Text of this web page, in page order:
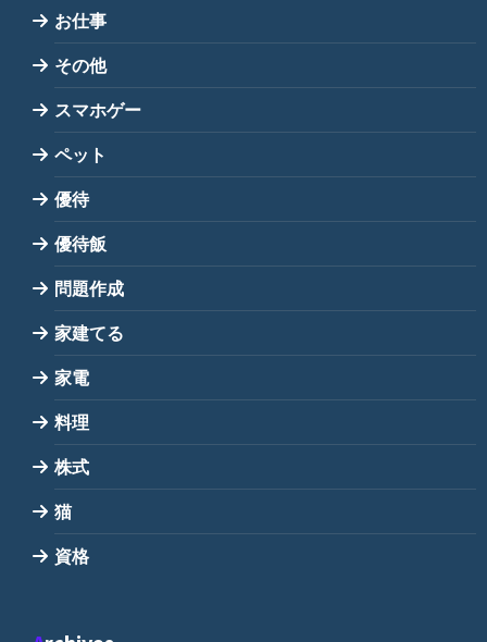
お仕事
その他
スマホゲー
ペット
優待
優待飯
問題作成
家建てる
家電
料理
株式
猫
資格